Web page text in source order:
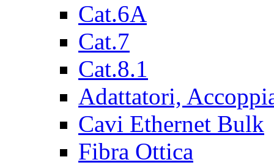
Cat.6A
Cat.7
Cat.8.1
Adattatori,
Cavi Ethernet Bulk
Fibra Ottica